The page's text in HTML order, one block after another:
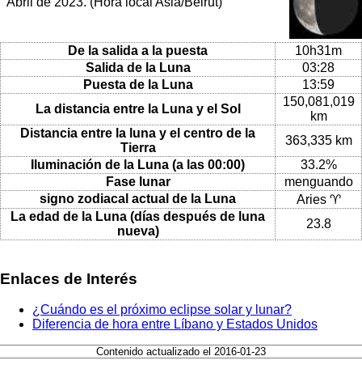
De la salida a la puesta
10h31m
Salida de la Luna
03:28
Puesta de la Luna
13:59
La distancia entre la Luna y el Sol
150,081,019
km
Distancia entre la luna y el centro de la
Tierra
363,335 km
Iluminación de la Luna (a las 00:00)
33.2%
Fase lunar
menguando
signo zodiacal actual de la Luna
Aries ♈
La edad de la Luna (días después de luna
nueva)
23.8
Enlaces de Interés
¿Cuándo es el próximo eclipse solar y lunar?
Diferencia de hora entre Líbano y Estados Unidos
Contenido actualizado el 2016-01-23